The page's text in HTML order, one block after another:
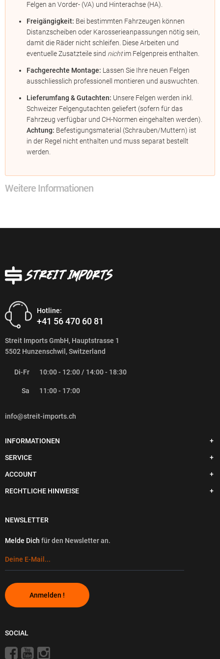
Felgen an Vorder- (VA) und Hinterachse (HA).
Freigängigkeit: Bei bestimmten Fahrzeugen können
Distanzscheiben oder Karosserieanpassungen nötig sein,
damit die Räder nicht schleifen. Diese Arbeiten und
eventuelle Zusatzteile sind nichtim Felgenpreis enthalten.
Fachgerechte Montage: Lassen Sie Ihre neuen Felgen
ausschliesslich professionell montieren und auswuchten.
Lieferumfang & Gutachten: Unsere Felgen werden inkl.
Schweizer Felgengutachten geliefert (sofern für das
Fahrzeug verfügbar und CH-Normen eingehalten werden).
Achtung: Befestigungsmaterial (Schrauben/Muttern) ist
in der Regel nicht enthalten und muss separat bestellt
werden.
Weitere Informationen
Hotline:
+41 56 470 60 81
Streit Imports GmbH, Hauptstrasse 1
5502 Hunzenschwil, Switzerland
Di-Fr 10:00 - 12:00 / 14:00 - 18:30
Sa 11:00 - 17:00
info@streit-imports.ch
INFORMATIONEN
SERVICE
ACCOUNT
RECHTLICHE HINWEISE
NEWSLETTER
Melde Dich für den Newsletter an.
Anmelden !
SOCIAL